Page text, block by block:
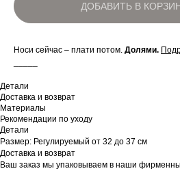
ДОБАВИТЬ В
Носи сейчас – плати потом. Долями.
Детали
Доставка и возврат
Материалы
Рекомендации по уходу
Детали
Размер: Регулируемый от 32 до 37 см
Доставка и возврат
Ваш заказ мы упаковываем в наши